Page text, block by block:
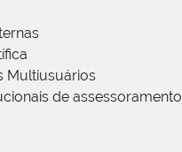
Multiusuários
de assessoramento